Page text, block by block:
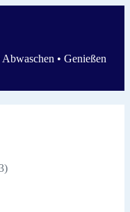
• Genießen